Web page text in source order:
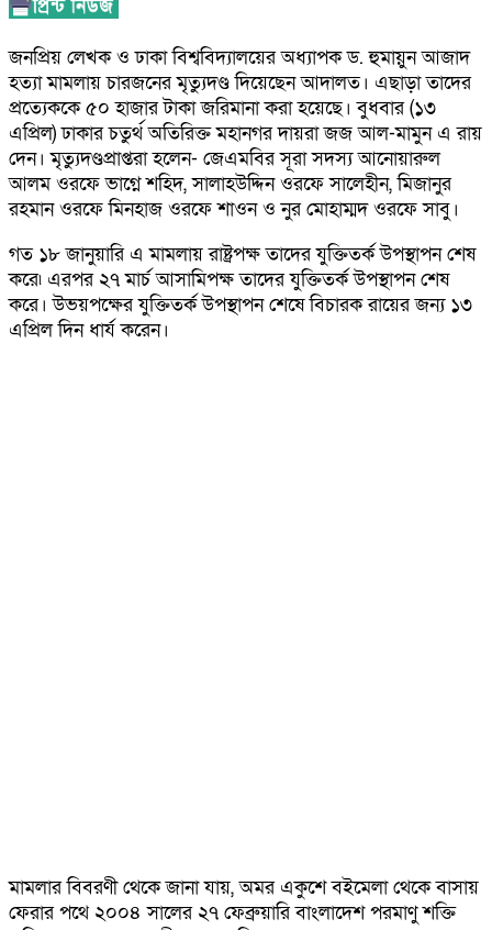
জনপ্রিয় লেখক ও ঢাকা বিশ্ববিদ্যালয়ের অধ্যাপক ড. হুমায়ুন আজাদ
হত্যা মামলায় চারজনের মৃত্যুদণ্ড দিয়েছেন আদালত। এছাড়া তাদের
প্রত্যেককে ৫০ হাজার টাকা জরিমানা করা হয়েছে। বুধবার (১৩
এপ্রিল) ঢাকার চতুর্থ অতিরিক্ত মহানগর দায়রা জজ আল-মামুন এ রায়
দেন। মৃত্যুদণ্ডপ্রাপ্তরা হলেন- জেএমবির সূরা সদস্য আনোয়ারুল
আলম ওরফে ভাগ্নে শহিদ, সালাহউদ্দিন ওরফে সালেহীন, মিজানুর
রহমান ওরফে মিনহাজ ওরফে শাওন ও নুর মোহাম্মদ ওরফে সাবু।
গত ১৮ জানুয়ারি এ মামলায় রাষ্ট্রপক্ষ তাদের যুক্তিতর্ক উপস্থাপন শেষ
করে৷ এরপর ২৭ মার্চ আসামিপক্ষ তাদের যুক্তিতর্ক উপস্থাপন শেষ
করে। উভয়পক্ষের যুক্তিতর্ক উপস্থাপন শেষে বিচারক রায়ের জন্য ১৩
এপ্রিল দিন ধার্য করেন।
মামলার বিবরণী থেকে জানা যায়, অমর একুশে বইমেলা থেকে বাসায়
ফেরার পথে ২০০৪ সালের ২৭ ফেব্রুয়ারি বাংলাদেশ পরমাণু শক্তি